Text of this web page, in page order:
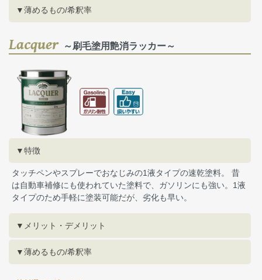
▼薄めるもの/希釈率
Lacquer～刷毛塗用艶消ラッカー～
▼特徴
タッチペンやスプレーでおなじみの1液タイプの速乾塗料。 昔
は自動車補修にも使われていた塗料で、ガソリンにも強い。1液
タイプのため手軽に塗装可能だが、劣化も早い。
▼メリット・デメリット
▼薄めるもの/希釈率